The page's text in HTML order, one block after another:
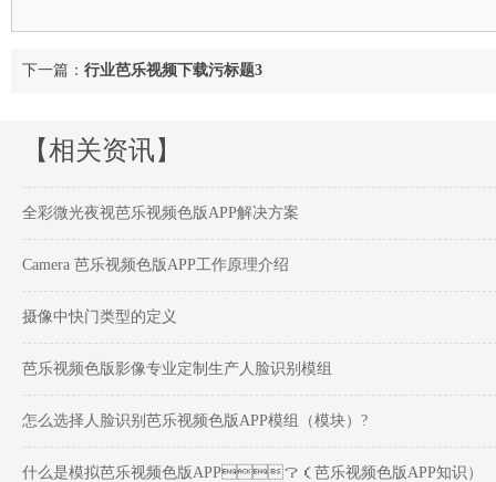
下一篇： 行业芭乐视频下载污标题3
【相关资讯】
全彩微光夜视芭乐视频色版APP解决方案
Camera 芭乐视频色版APP工作原理介绍
摄像中快门类型的定义
芭乐视频色版影像专业定制生产人脸识别模组
怎么选择人脸识别芭乐视频色版APP模组（模块）?
什么是模拟芭乐视频色版APP？（芭乐视频色版APP知识）